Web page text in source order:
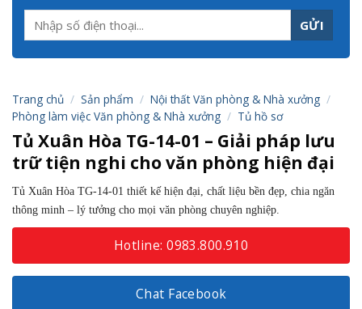
Trang chủ / Sản phẩm / Nội thất Văn phòng & Nhà xưởng /
Phòng làm việc Văn phòng & Nhà xưởng / Tủ hồ sơ
Tủ Xuân Hòa TG-14-01 – Giải pháp lưu
trữ tiện nghi cho văn phòng hiện đại
Tủ Xuân Hòa TG-14-01 thiết kế hiện đại, chất liệu bền đẹp, chia ngăn
thông minh – lý tưởng cho mọi văn phòng chuyên nghiệp.
Hotline: 0983.800.910
Chat Facebook